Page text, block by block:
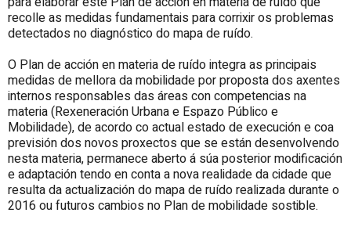
recolle as medidas fundamentais para corrixir os problemas
detectados no diagnóstico do mapa de ruído.
O Plan de acción en materia de ruído integra as principais
medidas de mellora da mobilidade por proposta dos axentes
internos responsables das áreas con competencias na
materia (Rexeneración Urbana e Espazo Público e
Mobilidade), de acordo co actual estado de execución e coa
previsión dos novos proxectos que se están desenvolvendo
nesta materia, permanece aberto á súa posterior modificación
e adaptación tendo en conta a nova realidade da cidade que
resulta da actualización do mapa de ruído realizada durante o
2016 ou futuros cambios no Plan de mobilidade sostible.